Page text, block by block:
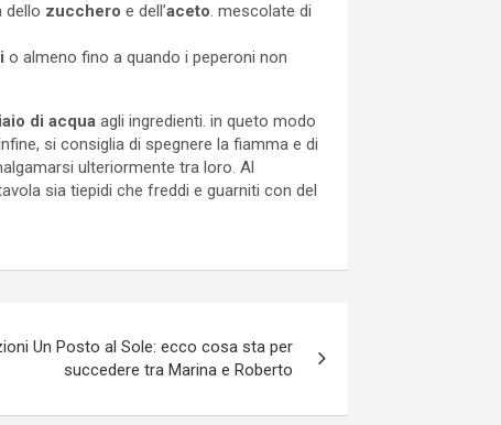
dello zucchero e dell’aceto. mescolate di
o almeno fino a quando i peperoni non
di acqua agli ingredienti. in queto modo
si consiglia di spegnere la fiamma e di
ulteriormente tra loro. Al
sia tiepidi che freddi e guarniti con del
Un Posto al Sole: ecco cosa sta per
succedere tra Marina e Roberto